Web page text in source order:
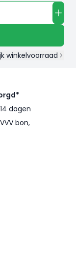
winkelvoorraad
dagen
bon,